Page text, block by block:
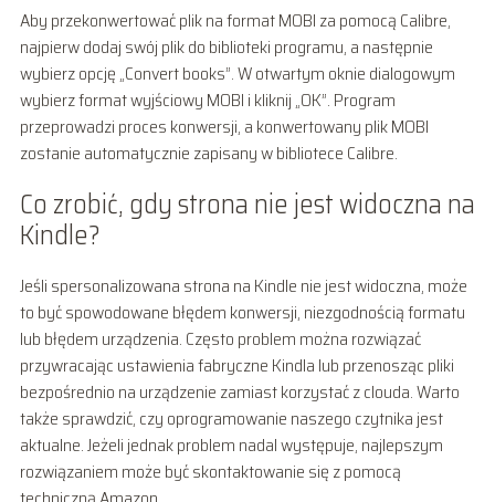
Aby przekonwertować plik na format MOBI za pomocą Calibre,
najpierw dodaj swój plik do biblioteki programu, a następnie
wybierz opcję „Convert books”. W otwartym oknie dialogowym
wybierz format wyjściowy MOBI i kliknij „OK”. Program
przeprowadzi proces konwersji, a konwertowany plik MOBI
zostanie automatycznie zapisany w bibliotece Calibre.
Co zrobić, gdy strona nie jest widoczna na
Kindle?
Jeśli spersonalizowana strona na Kindle nie jest widoczna, może
to być spowodowane błędem konwersji, niezgodnością formatu
lub błędem urządzenia. Często problem można rozwiązać
przywracając ustawienia fabryczne Kindla lub przenosząc pliki
bezpośrednio na urządzenie zamiast korzystać z clouda. Warto
także sprawdzić, czy oprogramowanie naszego czytnika jest
aktualne. Jeżeli jednak problem nadal występuje, najlepszym
rozwiązaniem może być skontaktowanie się z pomocą